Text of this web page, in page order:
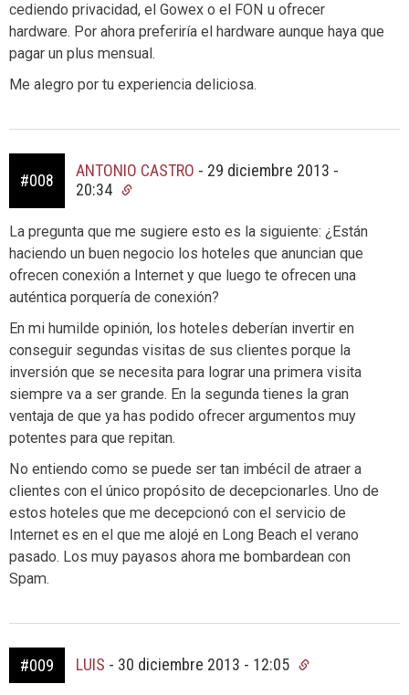
cediendo privacidad, el Gowex o el FON u ofrecer
hardware. Por ahora preferiría el hardware aunque haya que
pagar un plus mensual.
Me alegro por tu experiencia deliciosa.
#008
ANTONIO CASTRO - 29 diciembre 2013 -
20:34
La pregunta que me sugiere esto es la siguiente: ¿Están
haciendo un buen negocio los hoteles que anuncian que
ofrecen conexión a Internet y que luego te ofrecen una
auténtica porquería de conexión?
En mi humilde opinión, los hoteles deberían invertir en
conseguir segundas visitas de sus clientes porque la
inversión que se necesita para lograr una primera visita
siempre va a ser grande. En la segunda tienes la gran
ventaja de que ya has podido ofrecer argumentos muy
potentes para que repitan.
No entiendo como se puede ser tan imbécil de atraer a
clientes con el único propósito de decepcionarles. Uno de
estos hoteles que me decepcionó con el servicio de
Internet es en el que me alojé en Long Beach el verano
pasado. Los muy payasos ahora me bombardean con
Spam.
#009 LUIS - 30 diciembre 2013 - 12:05